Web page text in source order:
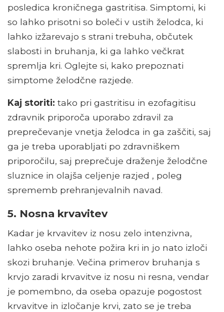
posledica kroničnega gastritisa. Simptomi, ki
so lahko prisotni so boleči v ustih želodca, ki
lahko izžarevajo s strani trebuha, občutek
slabosti in bruhanja, ki ga lahko večkrat
spremlja kri. Oglejte si, kako prepoznati
simptome želodčne razjede.
Kaj storiti: tako pri gastritisu in ezofagitisu
zdravnik priporoča uporabo zdravil za
preprečevanje vnetja želodca in ga zaščiti, saj
ga je treba uporabljati po zdravniškem
priporočilu, saj preprečuje draženje želodčne
sluznice in olajša celjenje razjed , poleg
sprememb prehranjevalnih navad.
5. Nosna krvavitev
Kadar je krvavitev iz nosu zelo intenzivna,
lahko oseba nehote požira kri in jo nato izloči
skozi bruhanje. Večina primerov bruhanja s
krvjo zaradi krvavitve iz nosu ni resna, vendar
je pomembno, da oseba opazuje pogostost
krvavitve in izločanje krvi, zato se je treba